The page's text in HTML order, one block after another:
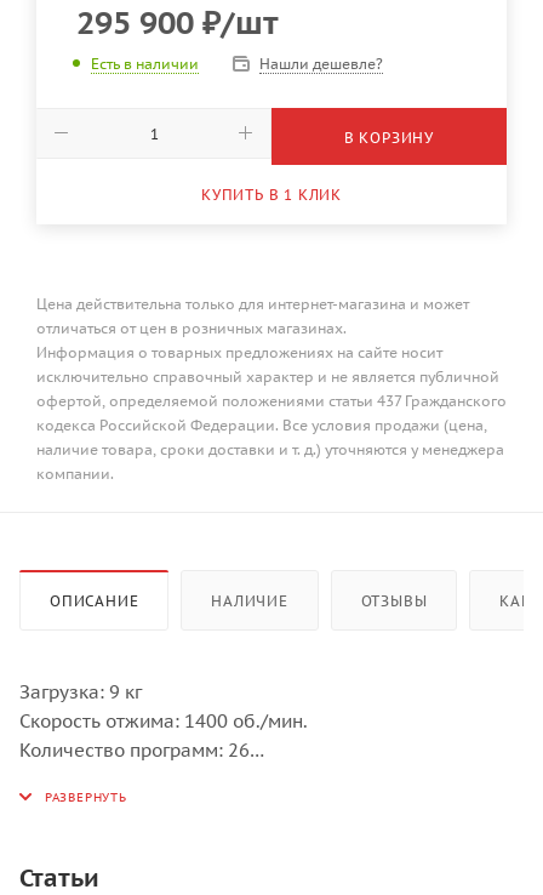
295 900 ₽/шт
Есть в наличии Нашли дешевле?
В КОРЗИНУ
КУПИТЬ В 1 КЛИК
Цена действительна только для интернет-магазина и может
отличаться от цен в розничных магазинах.
Информация о товарных предложениях на сайте носит
исключительно справочный характер и не является публичной
офертой, определяемой положениями статьи 437 Гражданского
кодекса Российской Федерации. Все условия продажи (цена,
наличие товара, сроки доставки и т. д.) уточняются у менеджера
компании.
ОПИСАНИЕ НАЛИЧИЕ ОТЗЫВЫ КАК
Загрузка: 9 кг
Скорость отжима: 1400 об./мин.
Количество программ: 26
Дизайн-линия: Professional
Статьи